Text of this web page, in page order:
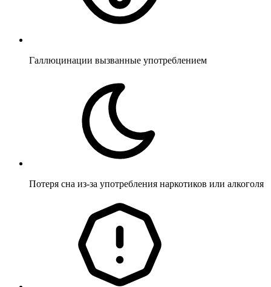
Галлюцинации вызванные употреблением
Потеря сна из-за употребления наркотиков или алкоголя